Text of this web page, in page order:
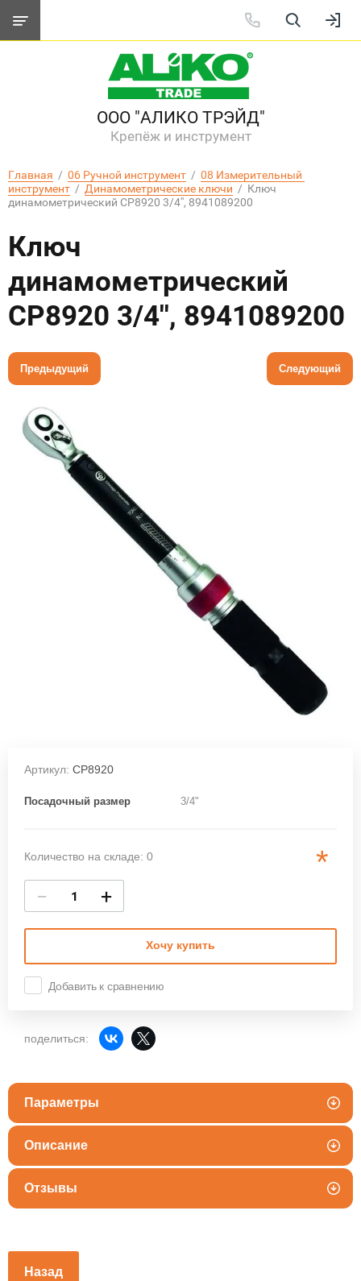
ООО "АЛИКО ТРЭЙД"
Крепёж и инструмент
Главная
  /
06 Ручной инструмент
  /
08 Измерительный
инструмент
  /
Динамометрические ключи
  /  Ключ
динамометрический CP8920 3/4'', 8941089200
Ключ
динамометрический
CP8920 3/4'', 8941089200
Предыдущий Следующий
Артикул: CP8920
Посадочный размер 3/4"
Количество на складе: 0 *
− +
Хочу купить
Добавить к сравнению
поделиться:
Параметры
Описание
Отзывы
Назад